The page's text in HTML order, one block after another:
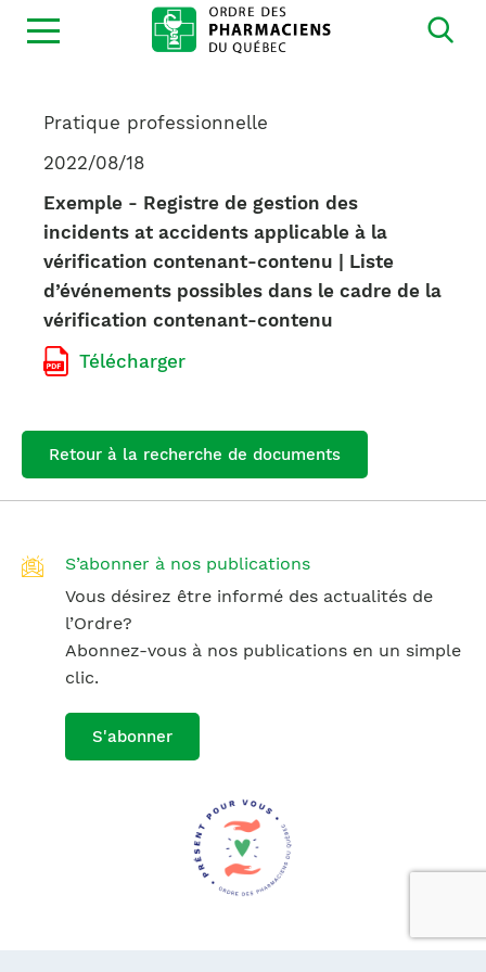
Ouvrir
la
Pratique professionnelle
2022/08/18
Exemple - Registre de gestion des
incidents at accidents applicable à la
vérification contenant-contenu | Liste
d’événements possibles dans le cadre de la
vérification contenant-contenu
Télécharger
Retour à la recherche de documents
S’abonner à nos publications
Vous désirez être informé des actualités de
l’Ordre?
Abonnez-vous à nos publications en un simple
clic.
S'abonner